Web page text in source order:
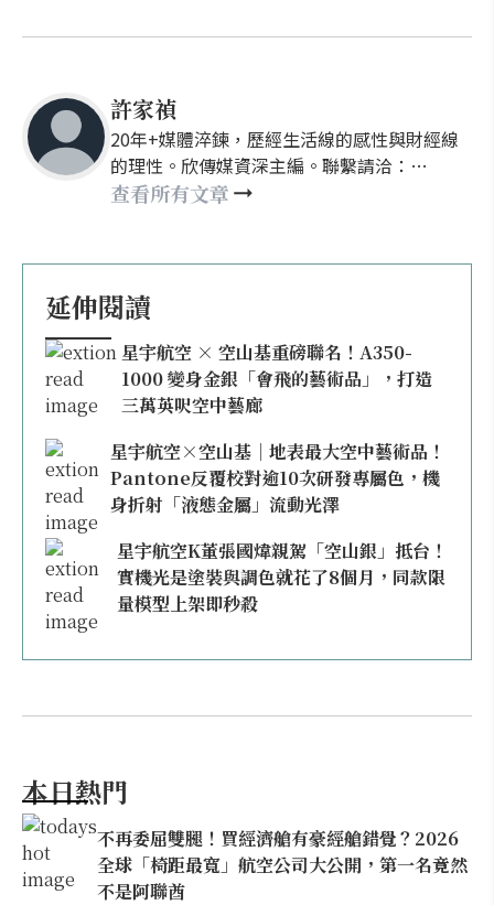
許家禎
20年+媒體淬鍊，歷經生活線的感性與財經線
的理性。欣傳媒資深主編。聯繫請洽：
nellyhsu@xinmedia.com
查看所有文章
延伸閱讀
星宇航空 × 空山基重磅聯名！A350-
1000 變身金銀「會飛的藝術品」，打造
三萬英呎空中藝廊
星宇航空×空山基｜地表最大空中藝術品！
Pantone反覆校對逾10次研發專屬色，機
身折射「液態金屬」流動光澤
星宇航空K董張國煒親駕「空山銀」抵台！
實機光是塗裝與調色就花了8個月，同款限
量模型上架即秒殺
本日熱門
不再委屈雙腿！買經濟艙有豪經艙錯覺？2026
全球「椅距最寬」航空公司大公開，第一名竟然
不是阿聯酋